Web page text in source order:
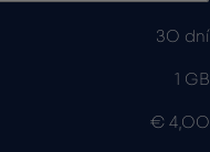
30 dní
1 GB
€ 4,00